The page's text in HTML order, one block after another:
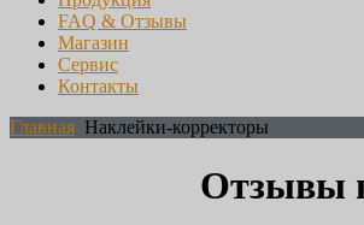
FAQ & Отзывы
Магазин
Сервис
Контакты
Главная Наклейки-корректоры
Отзывы